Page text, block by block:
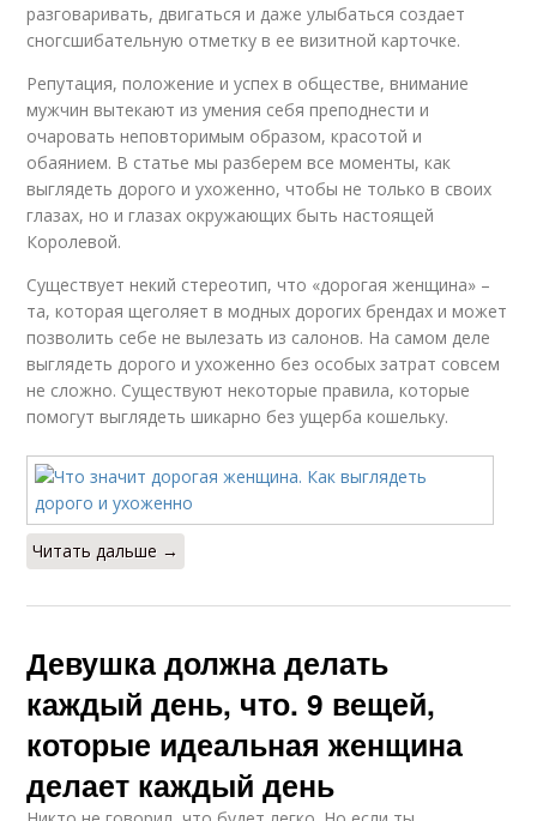
разговаривать, двигаться и даже улыбаться создает
сногсшибательную отметку в ее визитной карточке.
Репутация, положение и успех в обществе, внимание
мужчин вытекают из умения себя преподнести и
очаровать неповторимым образом, красотой и
обаянием. В статье мы разберем все моменты, как
выглядеть дорого и ухоженно, чтобы не только в своих
глазах, но и глазах окружающих быть настоящей
Королевой.
Существует некий стереотип, что «дорогая женщина» –
та, которая щеголяет в модных дорогих брендах и может
позволить себе не вылезать из салонов. На самом деле
выглядеть дорого и ухоженно без особых затрат совсем
не сложно. Существуют некоторые правила, которые
помогут выглядеть шикарно без ущерба кошельку.
Читать дальше →
Девушка должна делать
каждый день, что. 9 вещей,
которые идеальная женщина
делает каждый день